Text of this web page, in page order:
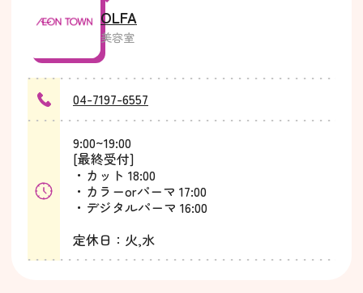
OLFA
美容室
04-7197-6557
9:00~19:00
[最終受付]
・カット 18:00
・カラーorパーマ 17:00
・デジタルパーマ 16:00
定休日：火,水